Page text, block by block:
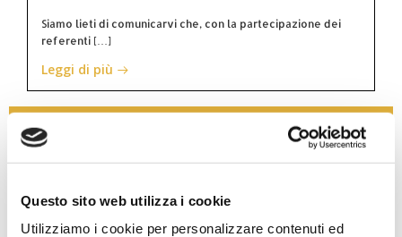
Questo sito web utilizza i cookie
Utilizziamo i cookie per personalizzare contenuti ed
Siamo lieti di comunicarvi che, con la partecipazione dei
referenti […]
Leggi di più